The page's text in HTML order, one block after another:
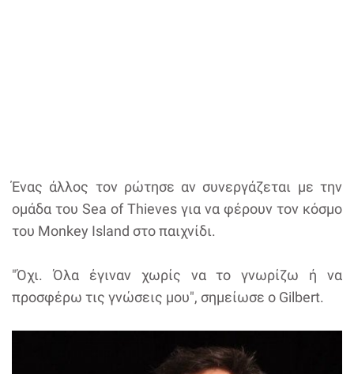
Ένας άλλος τον ρώτησε αν συνεργάζεται με την
ομάδα του Sea of Thieves για να φέρουν τον κόσμο
του Monkey Island στο παιχνίδι.
"Όχι. Όλα έγιναν χωρίς να το γνωρίζω ή να
προσφέρω τις γνώσεις μου", σημείωσε ο Gilbert.